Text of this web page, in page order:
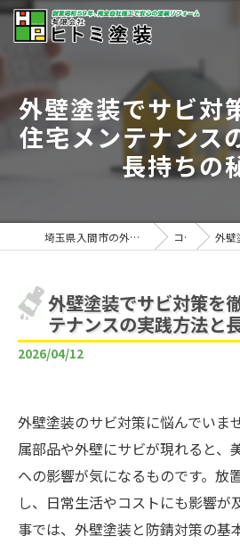
外壁塗装でサビ対
住宅メンテナンス
長持ちの
埼玉県入間市の外壁塗装は有限会社ヒトミ塗装 コラム 外壁塗装で
外壁塗装でサビ対策を
テナンスの実践方法と
2026/04/12
外壁塗装のサビ対策に悩んでいま
属部品や外壁にサビが現れると、
への影響が気になるものです。放
し、日常生活やコストにも影響が
事では、外壁塗装と防錆対策の基